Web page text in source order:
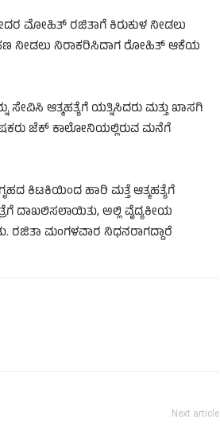
ಮೋಹಿತ್ ರಜಿತಾಗೆ ಕಿರುಕುಳ ನೀಡಲು
ನೀಡಲು ನಿರಾಕರಿಸಿದಾಗ ರೋಹಿತ್ ಆಕೆಯ
ಸೇವಿಸಿ ಆತ್ಮಹತ್ಯೆಗೆ ಯತ್ನಿಸಿದರು ಮತ್ತು ಖಾಸಗಿ
ಜೆಕ್ ಕಾಲೋನಿಯಲ್ಲಿರುವ ಮನೆಗೆ
ಕಿಟಕಿಯಿಂದ ಹಾರಿ ಮತ್ತೆ ಆತ್ಮಹತ್ಯೆಗೆ
ದಾಖಲಿಸಲಾಯಿತು, ಅಲ್ಲಿ ವೈದ್ಯಕೀಯ
ರಜಿತಾ ಮಂಗಳವಾರ ನಿಧನರಾಗದ್ದಾರೆ
Next article